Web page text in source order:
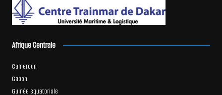
Afrique Centrale
Cameroun
Gabon
Guinée équatoriale